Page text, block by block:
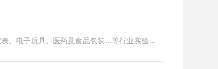
、电子玩具、医药及食品包装…等行业实验室及